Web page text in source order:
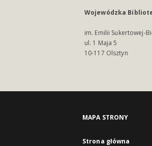
Wojewódzka
im. Emilii Sukertowej-
ul. 1 Maja 5
10-117 Olsztyn
MAPA STRONY
Strona główna